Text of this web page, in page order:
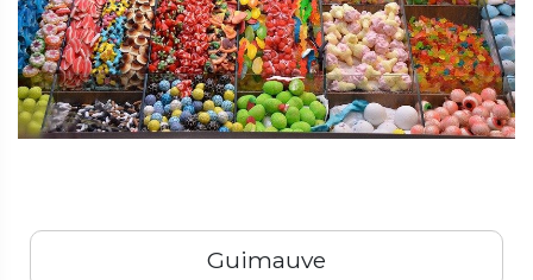
Guimauve